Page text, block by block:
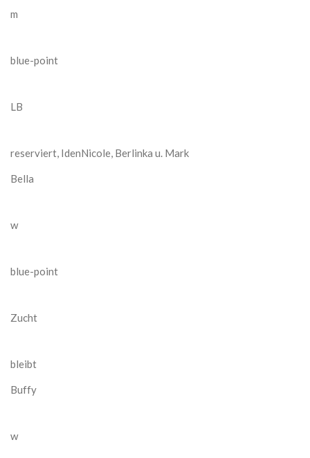
m
blue-point
LB
reserviert, IdenNicole, Berlinka u. Mark
Bella
w
blue-point
Zucht
bleibt
Buffy
w